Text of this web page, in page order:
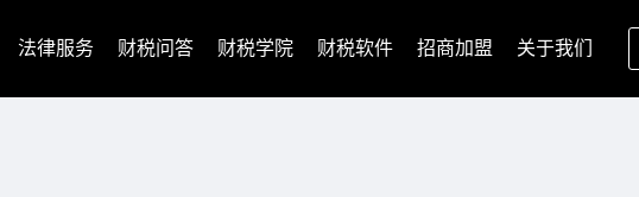
法律服务 财税问答 财税学院 财税软件 招商加盟 关于我们